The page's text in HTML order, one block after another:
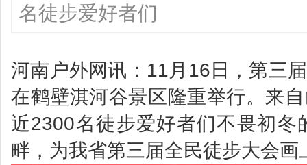
名徒步爱好者们
河南户外网讯：11月16日，第三
在鹤壁淇河谷景区隆重举行。来
近2300名徒步爱好者们不畏初
畔，为我省第三届全民徒步大会画